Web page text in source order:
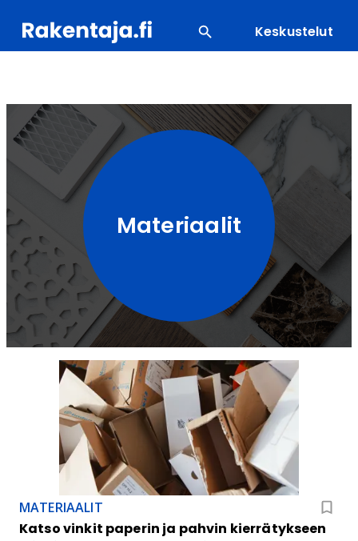
Keskustelut
Materiaalit
MATERIAALIT
Katso vinkit paperin ja pahvin kierrätykseen